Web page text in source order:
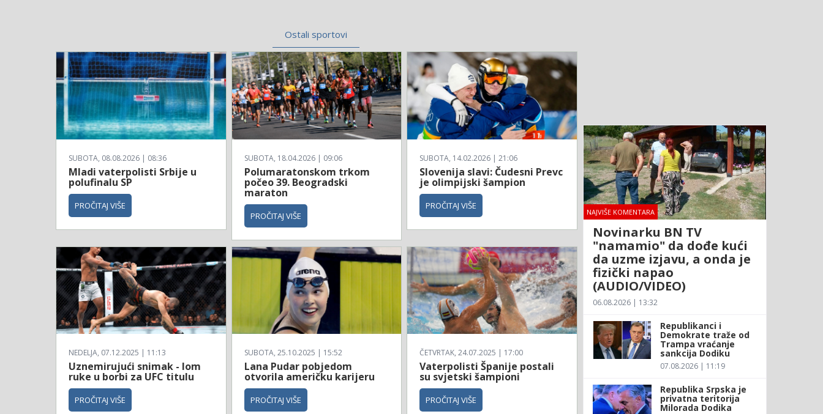
Ostali sportovi
SUBOTA, 08.08.2026 | 08:36
Mladi vaterpolisti Srbije u
polufinalu SP
PROČITAJ VIŠE
SUBOTA, 18.04.2026 | 09:06
Polumaratonskom trkom
počeo 39. Beogradski
maraton
PROČITAJ VIŠE
SUBOTA, 14.02.2026 | 21:06
Slovenija slavi: Čudesni Prevc
je olimpijski šampion
PROČITAJ VIŠE
NEDELJA, 07.12.2025 | 11:13
Uznemirujući snimak - lom
ruke u borbi za UFC titulu
PROČITAJ VIŠE
SUBOTA, 25.10.2025 | 15:52
Lana Pudar pobjedom
otvorila američku karijeru
PROČITAJ VIŠE
ČETVRTAK, 24.07.2025 | 17:00
Vaterpolisti Španije postali
su svjetski šampioni
PROČITAJ VIŠE
NAJVIŠE KOMENTARA
Novinarku BN TV
"namamio" da dođe kući
da uzme izjavu, a onda je
fizički napao
(AUDIO/VIDEO)
06.08.2026 | 13:32
Republikanci i
Demokrate traže od
Trampa vraćanje
sankcija Dodiku
07.08.2026 | 11:19
Republika Srpska je
privatna teritorija
Milorada Dodika